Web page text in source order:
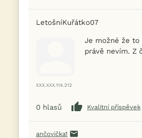
LetošníKuřátko07
XXX.XXX.114.212
Je možné že to
právě nevím. Z
0 hlasů Kvalitní příspěvek
ančovička1